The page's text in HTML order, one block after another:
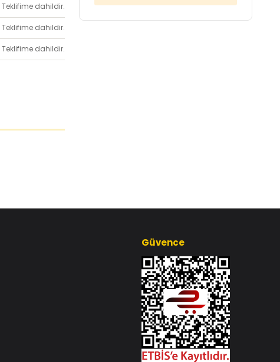
Teklifime dahildir.
Teklifime dahildir.
Teklifime dahildir.
Güvence